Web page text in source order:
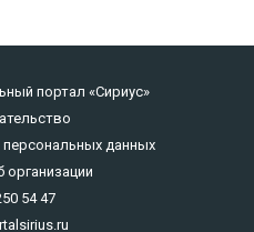
портал «Сириус»
данных
организации
54 47